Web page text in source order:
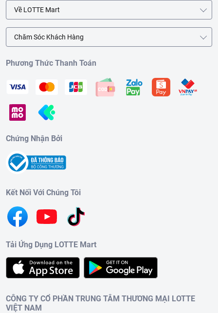
Về LOTTE Mart
Chăm Sóc Khách Hàng
Phương Thức Thanh Toán
Chứng Nhận Bởi
Kết Nối Với Chúng Tôi
Tải Ứng Dụng LOTTE Mart
CÔNG TY CỔ PHẦN TRUNG TÂM THƯƠNG MẠI LOTTE
VIỆT NAM